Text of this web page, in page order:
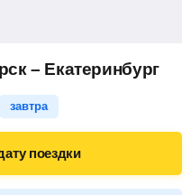
– Екатеринбург
завтра
поездки